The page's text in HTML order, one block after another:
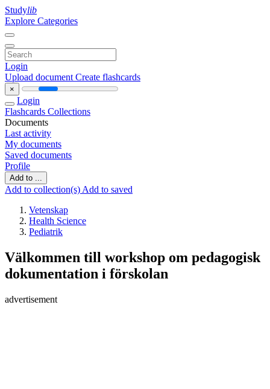
Studylib
Explore Categories
Login
Upload document Create flashcards
×
Login
Flashcards Collections
Documents
Last activity
My documents
Saved documents
Profile
Add to ...
Add to collection(s) Add to saved
Vetenskap
Health Science
Pediatrik
Välkommen till workshop om pedagogisk
dokumentation i förskolan
advertisement